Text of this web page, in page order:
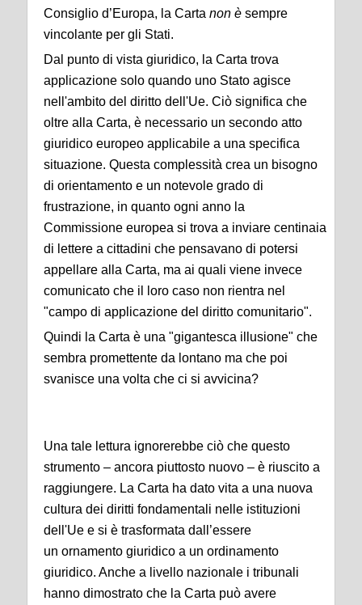
Consiglio d’Europa, la Carta non è sempre
vincolante per gli Stati.
Dal punto di vista giuridico, la Carta trova
applicazione solo quando uno Stato agisce
nell'ambito del diritto dell'Ue. Ciò significa che
oltre alla Carta, è necessario un secondo atto
giuridico europeo applicabile a una specifica
situazione. Questa complessità crea un bisogno
di orientamento e un notevole grado di
frustrazione, in quanto ogni anno la
Commissione europea si trova a inviare centinaia
di lettere a cittadini che pensavano di potersi
appellare alla Carta, ma ai quali viene invece
comunicato che il loro caso non rientra nel
"campo di applicazione del diritto comunitario".
Quindi la Carta è una "gigantesca illusione" che
sembra promettente da lontano ma che poi
svanisce una volta che ci si avvicina?
Una tale lettura ignorerebbe ciò che questo
strumento – ancora piuttosto nuovo – è riuscito a
raggiungere. La Carta ha dato vita a una nuova
cultura dei diritti fondamentali nelle istituzioni
dell'Ue e si è trasformata dall’essere
un ornamento giuridico a un ordinamento
giuridico. Anche a livello nazionale i tribunali
hanno dimostrato che la Carta può avere